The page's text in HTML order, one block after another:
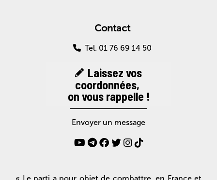
Contact
Tel. 01 76 69 14 50
Laissez vos
coordonnées,
on vous rappelle !
Envoyer un message